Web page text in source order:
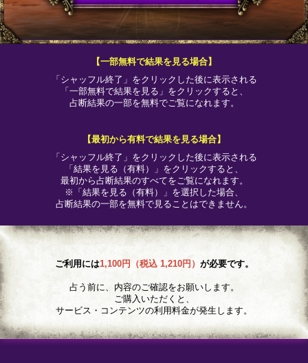
【一部無料で結果を見る場合】
「シャッフル終了」をクリックした後に表示される
「一部無料で結果を見る」をクリックすると、
占断結果の一部を無料でご覧になれます。
【最初から有料で結果を見る場合】
「シャッフル終了」をクリックした後に表示される
「結果を見る（有料）」をクリックすると、
最初から占断結果のすべてをご覧になれます。
※「結果を見る（有料）」を選択した場合、
占断結果の一部を無料で見ることはできません。
ご利用には1,100円（税込 1,210円） が必要です。
占う前に、内容のご確認をお願いします。
ご購入いただくと、
サービス・コンテンツの利用料金が発生します。